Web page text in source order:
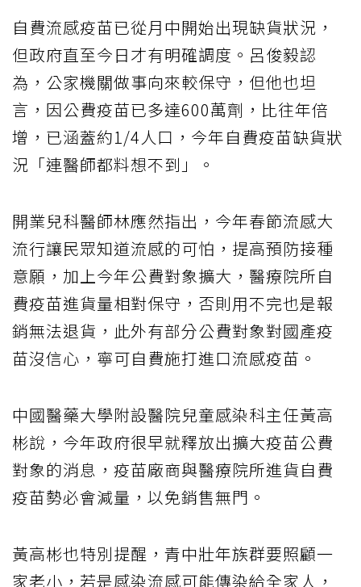
自費流感疫苗已從月中開始出現缺貨狀況，
但政府直至今日才有明確調度。呂俊毅認
為，公家機關做事向來較保守，但他也坦
言，因公費疫苗已多達600萬劑，比往年倍
增，已涵蓋約1/4人口，今年自費疫苗缺貨狀
況「連醫師都料想不到」。
開業兒科醫師林應然指出，今年春節流感大
流行讓民眾知道流感的可怕，提高預防接種
意願，加上今年公費對象擴大，醫療院所自
費疫苗進貨量相對保守，否則用不完也是報
銷無法退貨，此外有部分公費對象對國產疫
苗沒信心，寧可自費施打進口流感疫苗。
中國醫藥大學附設醫院兒童感染科主任黃高
彬說，今年政府很早就釋放出擴大疫苗公費
對象的消息，疫苗廠商與醫療院所進貨自費
疫苗勢必會減量，以免銷售無門。
黃高彬也特別提醒，青中壯年族群要照顧一
家老小，若是感染流感可能傳染給全家人，